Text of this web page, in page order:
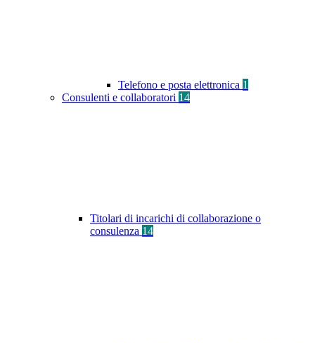
Telefono e posta elettronica 1
Consulenti e collaboratori 14
Titolari di incarichi di collaborazione o
consulenza 14